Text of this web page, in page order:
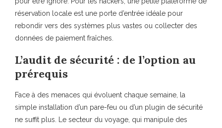
réservation locale est une porte d’entrée idéale pour
rebondir vers des systèmes plus vastes ou collecter des
données de paiement fraîches.
L’audit de sécurité : de l’option au
prérequis
Face à des menaces qui évoluent chaque semaine, la
simple installation d’un pare-feu ou d’un plugin de sécurité
ne suffit plus. Le secteur du voyage, qui manipule des